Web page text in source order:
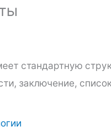
стандартную
заключение,